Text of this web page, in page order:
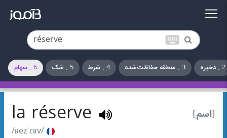
keyboard
2 . ذخیره 3 . منطقه حفاظت‌شده 4 . شرط 5 . شک 6 . سهام
[اسم] la réserve
/ʁezˈɛʁv/